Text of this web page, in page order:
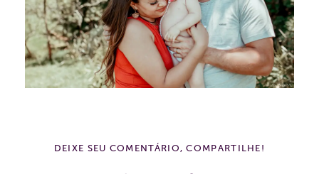
DEIXE SEU COMENTÁRIO, COMPARTILHE!